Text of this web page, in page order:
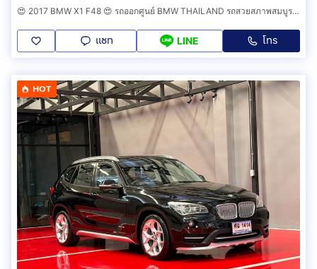
😍 2017 BMW X1 F48 😍 รถออกศูนย์ BMW THAILAND รถสวยสภาพสมบูรณ์พร้อมใช้งาน รถวิ่งน้อย เข้าศูนย์ทุกระยะ รถไม่เคยมีอุบัติเหตุครับ
แชท LINE โทร
HOT